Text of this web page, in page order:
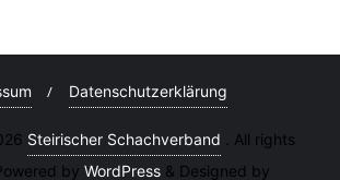
Datenschutzerklärung
Steirischer Schachverband . All rights
by WordPress & Designed by